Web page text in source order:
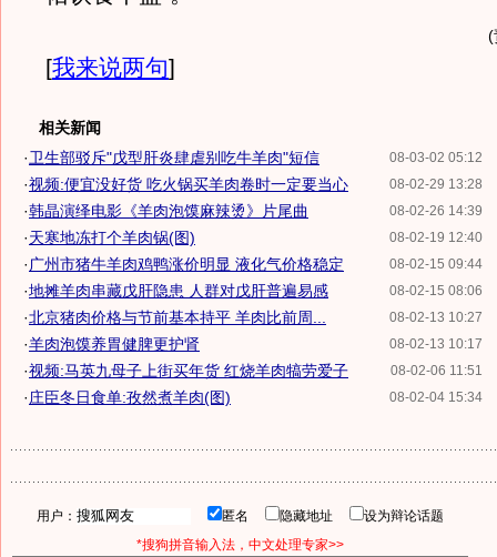
(
[我来说两句]
相关新闻
08-03-02 05:12
·卫生部驳斥"戊型肝炎肆虐别吃牛羊肉"短信
08-02-29 13:28
·视频:便宜没好货 吃火锅买羊肉卷时一定要当心
08-02-26 14:39
·韩晶演绎电影《羊肉泡馍麻辣烫》片尾曲
08-02-19 12:40
·天寒地冻打个羊肉锅(图)
08-02-15 09:44
· 广州市猪牛羊肉鸡鸭涨价明显 液化气价格稳定
08-02-15 08:06
·地摊羊肉串藏戊肝隐患 人群对戊肝普遍易感
08-02-13 10:27
·北京猪肉价格与节前基本持平 羊肉比前周...
08-02-13 10:17
·羊肉泡馍养胃健脾更护肾
08-02-06 11:51
·视频:马英九母子上街买年货 红烧羊肉犒劳爱子
08-02-04 15:34
·庄臣冬日食单:孜然煮羊肉(图)
用户： 匿名 隐藏地址
设为辩论话题
*搜狗拼音输入法，中文处理专家>>